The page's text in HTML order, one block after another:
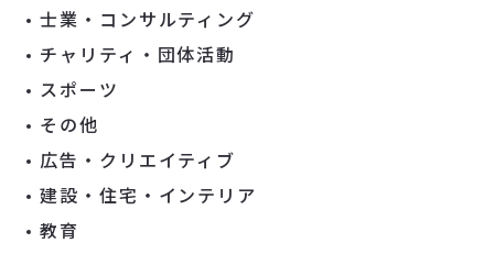
士業・コンサルティング
チャリティ・団体活動
スポーツ
その他
広告・クリエイティブ
建設・住宅・インテリア
教育